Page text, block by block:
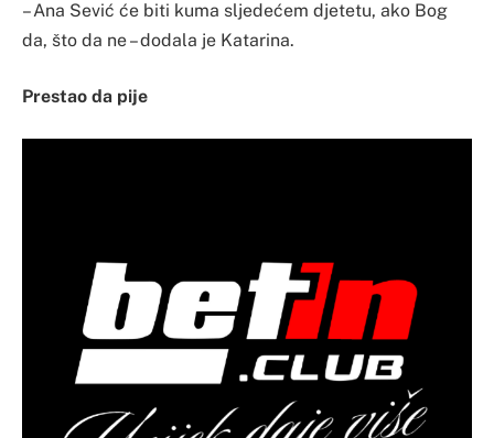
– Ana Sević će biti kuma sljedećem djetetu, ako Bog
da, što da ne – dodala je Katarina.
Prestao da pije